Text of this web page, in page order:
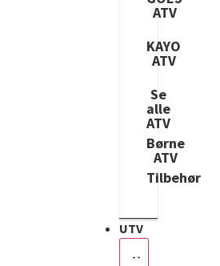
ATV
KAYO
ATV
Se
alle
ATV
Børne
ATV
Tilbehør
UTV